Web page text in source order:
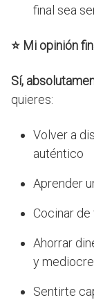
final sea
⭐ Mi opinión
Sí,
quieres:
Volver a
auténtico
Aprender
Cocinar
Ahorrar
y
Sentirte